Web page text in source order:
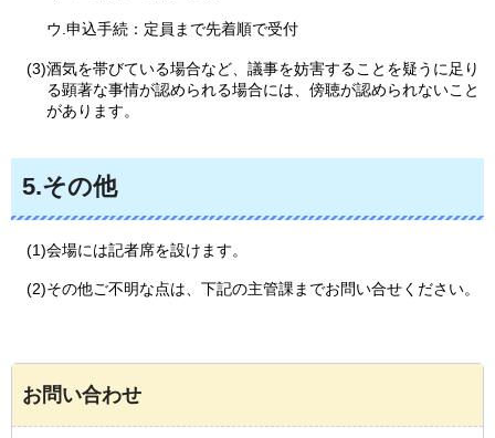
ウ.申込手続：定員まで先着順で受付
(3)酒気を帯びている場合など、議事を妨害することを疑うに足り
る顕著な事情が認められる場合には、傍聴が認められないこと
があります。
5.その他
(1)会場には記者席を設けます。
(2)その他ご不明な点は、下記の主管課までお問い合せください。
お問い合わせ